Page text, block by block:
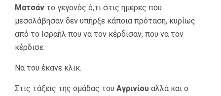
Ματσάν το γεγονός ό,τι στις ημέρες που
μεσολάβησαν δεν υπήρξε κάποια πρόταση, κυρίως
από το Ισραήλ που να τον κέρδισαν, που να τον
κέρδισε.
Να του έκανε κλικ.
Στις τάξεις της ομάδας του Αγρινίου αλλά και ο